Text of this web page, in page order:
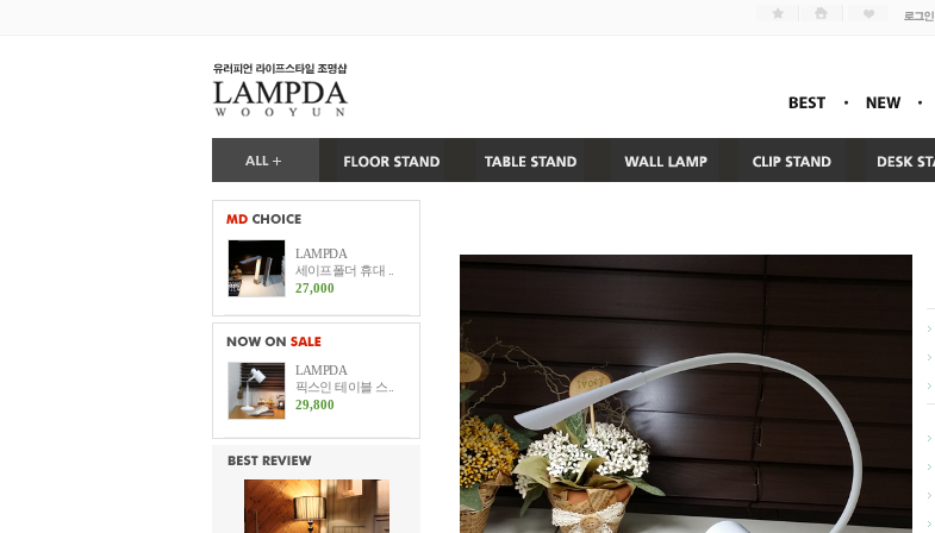
LAMPDA
세이프폴더 휴대 ..
27,000
LAMPDA
픽스인 테이블 스..
29,800